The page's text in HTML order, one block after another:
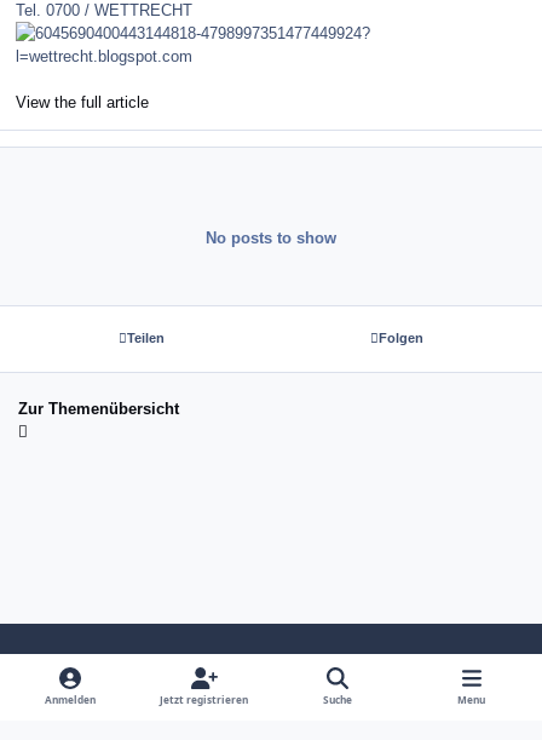
Tel. 0700 / WETTRECHT
View the full article
No posts to show
Teilen Folgen
Zur Themenübersicht
Light ModeDark ModeSystem Preference
Anmelden Jetzt registrieren Suche Menu